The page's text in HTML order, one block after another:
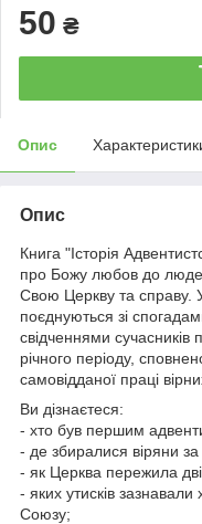
50 ₴
Опис
Опис
Книга "Історія
про Божу любов до
Свою Церкву та справу.
поєднуються зі
свідченнями
річного періоду,
самовідданої праці
Ви дізнаєтеся:
- хто був першим
- де збиралися віряни за
- як Церква пережила дві
- яких утисків
Союзу;